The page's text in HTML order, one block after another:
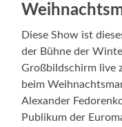
Diese Show ist
der Bühne der
Großbildschirm live
beim
Alexander
Publikum der